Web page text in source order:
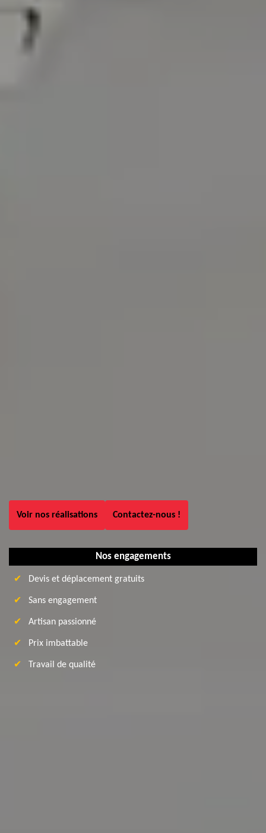
Voir nos réalisations Contactez-nous !
Nos engagements
Devis et déplacement gratuits
Sans engagement
Artisan passionné
Prix imbattable
Travail de qualité